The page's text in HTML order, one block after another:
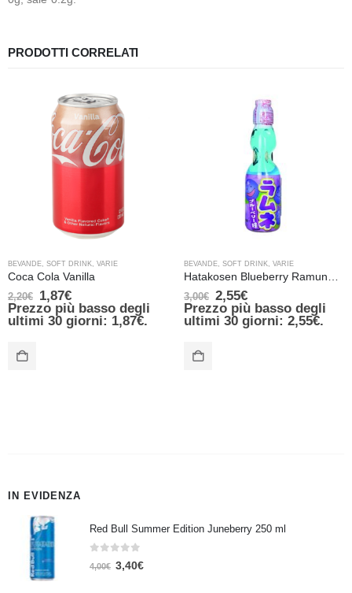
PRODOTTI CORRELATI
BEVANDE, SOFT DRINK, VARIE
Coca Cola Vanilla
2,20€ 1,87€
Prezzo più basso degli
ultimi 30 giorni: 1,87€.
BEVANDE, SOFT DRINK, VARIE
Hatakosen Blueberry Ramune Soda – 200 ml
3,00€ 2,55€
Prezzo più basso degli
ultimi 30 giorni: 2,55€.
IN EVIDENZA
Red Bull Summer Edition Juneberry 250 ml
Su 5
4,00€ 3,40€